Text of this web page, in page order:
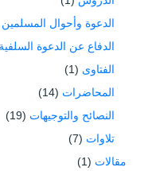
الدعوة وأحوال المسلمين
الدفاع عن الدعوة السلفية
الفتاوى (1)
المحاضرات (14)
النصائح والتوجيهات (19)
تلاوات (7)
مقالات (1)